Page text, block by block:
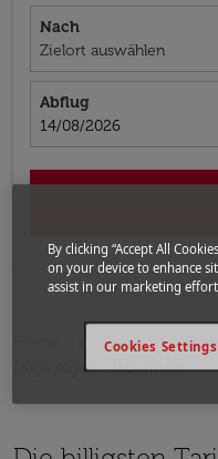
Nach
Zielort auswählen
Abflug
fc-booking-departure-
14/08/2026
Flüge
Flüge Algier - Dänemark
By clicking “Accept All
on your device to enhance
assist in our marketing
Cookies Settings